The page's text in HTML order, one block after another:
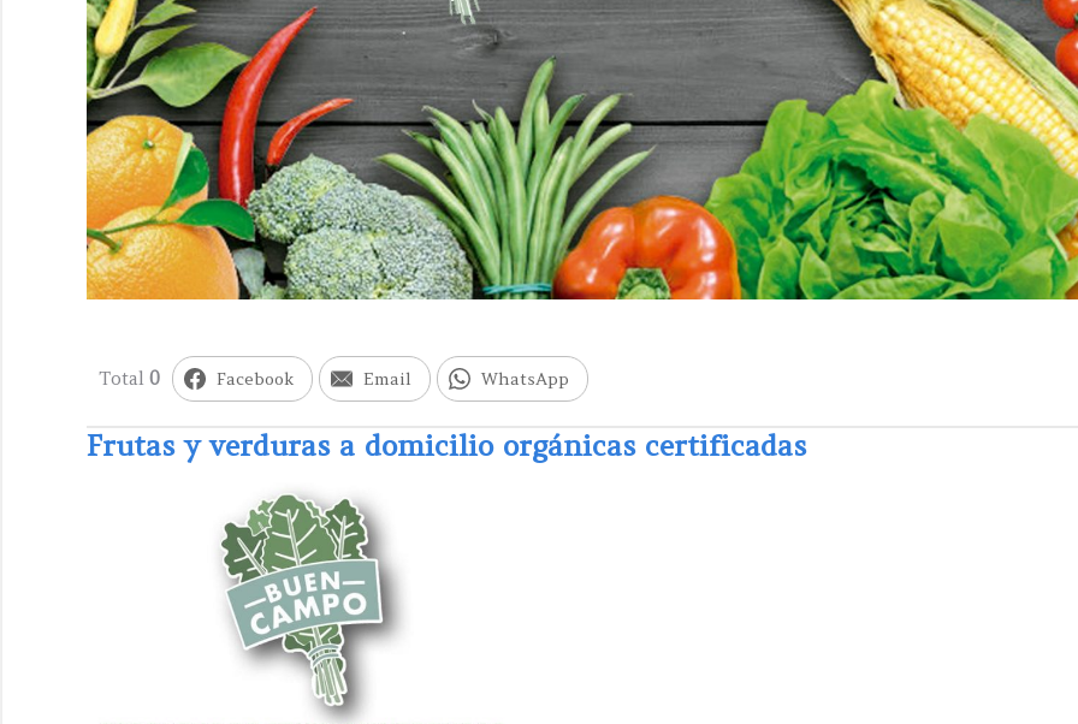
Total 0 Facebook Email WhatsApp
Frutas y verduras a domicilio orgánicas certificadas